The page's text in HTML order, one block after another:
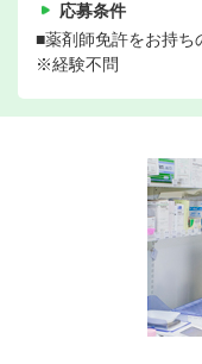
応募条件
■薬剤師免許をお持ち
※経験不問